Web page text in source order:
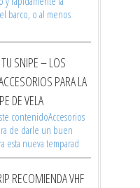
barco, o al menos
TU SNIPE – LOS
PARA LA
DE VELA
contenidoAccesorios
de darle un buen
esta nueva temparad
RECOMIENDA VHF